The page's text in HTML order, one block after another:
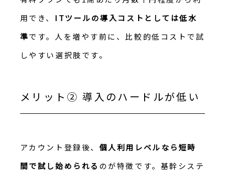
用でき、 ITツールの導入コストとしては低水
準です。人を増やす前に、比較的低コストで試
しやすい選択肢です。
メリット② 導入のハードルが低い
アカウント登録後、 個人利用レベルなら短時
間で試し始められる のが特徴です。基幹システ